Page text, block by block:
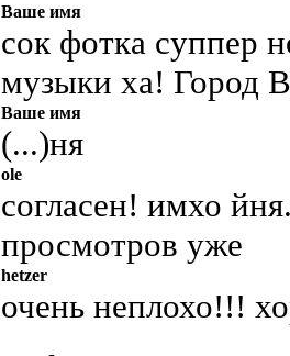
Ваше имя
сок фотка суппер
музыки ха! Город
Ваше имя
(...)ня
ole
согласен! имхо
просмотров уже
hetzer
очень неплохо!!!